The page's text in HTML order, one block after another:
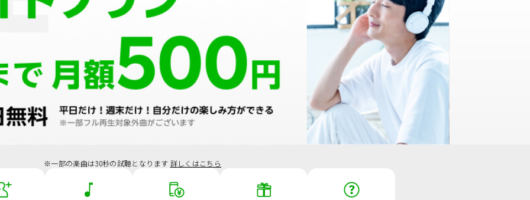
無料テレビ
Rチャンネル
チケット
楽天チケット
エンタメニュース
推し楽
※一部の楽曲は30秒の試聴となります 詳しくはこちら